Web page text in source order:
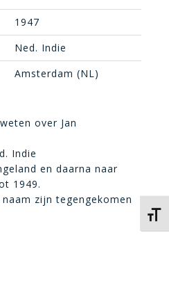
1947
Ned. Indie
Amsterdam (NL)
over Jan
Indie
en daarna naar
1949.
zijn tegengekomen